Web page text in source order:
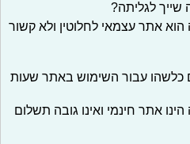
לגליתה?
אתר עצמאי לחלוטין ולא קשור
כלשהו עבור השימוש באתר שעות
אתר חינמי ואינו גובה תשלום